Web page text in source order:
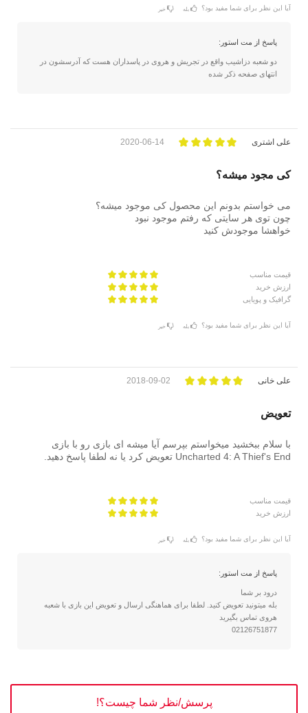
آیا این نظر برای شما مفید بود؟ بله خیر
پاسخ از مت استور:
دو شعبه دزاشیب واقع در تجریش و هروی در پاسداران هست که آدرسشون در
انتهای صفحه ذکر شده
علی اشتری 2020-06-14
کی مجود میشه؟
می خواستم بدونم این محصول کی موجود میشه؟
چون توی هر سایتی که رفتم موجود نبود
خواهشا موجودش کنید
قیمت مناسب
ارزش خرید
گرافیک و پویایی
آیا این نظر برای شما مفید بود؟ بله خیر
علی خانی 2018-09-02
تعویض
با سلام ببخشید میخواستم بپرسم آیا میشه ای بازی رو با بازی
Uncharted 4: A Thief's End تعویض کرد یا نه لطفا پاسخ دهید.
قیمت مناسب
ارزش خرید
آیا این نظر برای شما مفید بود؟ بله خیر
پاسخ از مت استور:
درود بر شما
بله میتونید تعویض کنید. لطفا برای هماهنگی ارسال و تعویض این بازی با شعبه
هروی تماس بگیرید
02126751877
پرسش/نظر شما چیست؟!